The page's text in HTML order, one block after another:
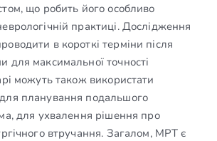
що робить його особливо
практиці. Дослідження
в короткі терміни після
для максимальної точності
можуть також використати
планування подальшого
для ухвалення рішення про
втручання. Загалом, МРТ є